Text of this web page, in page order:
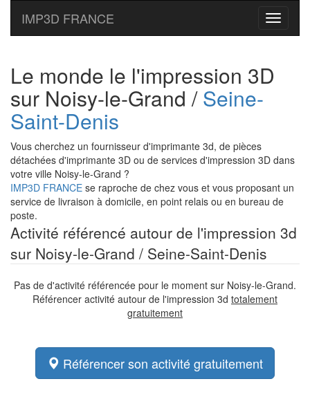
Toggle
IMP3D FRANCE
Le monde le l'impression 3D
sur Noisy-le-Grand /Seine-
Saint-Denis
Vous cherchez un fournisseur d'imprimante 3d, de pièces
détachées d'imprimante 3D ou de services d'impression 3D dans
votre ville Noisy-le-Grand ?
IMP3D FRANCE se raproche de chez vous et vous proposant un
service de livraison à domicile, en point relais ou en bureau de
poste.
Activité référencé autour de l'impression 3d
sur Noisy-le-Grand / Seine-Saint-Denis
Pas de d'activité référencée pour le moment sur Noisy-le-Grand.
Référencer activité autour de l'impression 3d totalement
gratuitement
Référencer son activité gratuitement